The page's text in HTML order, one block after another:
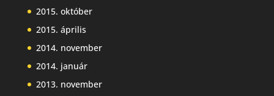
2015. október
2015. április
2014. november
2014. január
2013. november